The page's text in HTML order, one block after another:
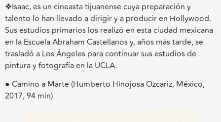
❖Isaac, es un cineasta tijuanense cuya preparación y
talento lo han llevado a dirigir y a producir en Hollywood.
Sus estudios primarios los realizó en esta ciudad mexicana
en la Escuela Abraham Castellanos y, años más tarde, se
trasladó a Los Ángeles para continuar sus estudios de
pintura y fotografía en la UCLA.
● Camino a Marte (Humberto Hinojosa Ozcariz, México,
2017, 94 min)